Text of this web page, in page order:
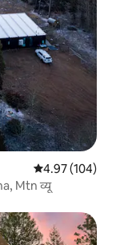
औसत रेटिंग 5 में से
4.97 (104)
Mtn व्यू